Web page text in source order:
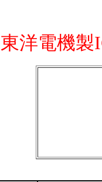
洋電機